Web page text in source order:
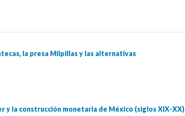
la presa Milpillas y las alternativas
la construcción monetaria de México (siglos XIX-XX)